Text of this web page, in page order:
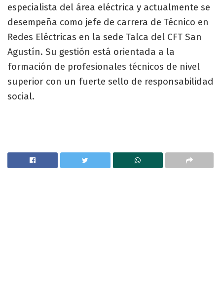
especialista del área eléctrica y actualmente se
desempeña como jefe de carrera de Técnico en
Redes Eléctricas en la sede Talca del CFT San
Agustín. Su gestión está orientada a la
formación de profesionales técnicos de nivel
superior con un fuerte sello de responsabilidad
social.